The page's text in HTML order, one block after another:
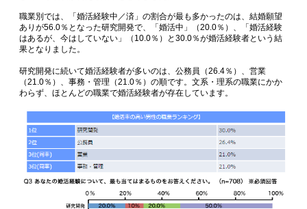
職業別では、「婚活経験中／済」の割合が最も多かったのは、結婚願望
ありが56.0％となった研究開発で、「婚活中」（20.0％）、「婚活経験
はあるが、今はしていない」（10.0％）と30.0％が婚活経験者という結
果となりました。
研究開発に続いて婚活経験者が多いのは、公務員（26.4％）、営業
（21.0％）、事務・管理（21.0％）の順です。文系・理系の職業にかか
わらず、ほとんどの職業で婚活経験者が存在しています。